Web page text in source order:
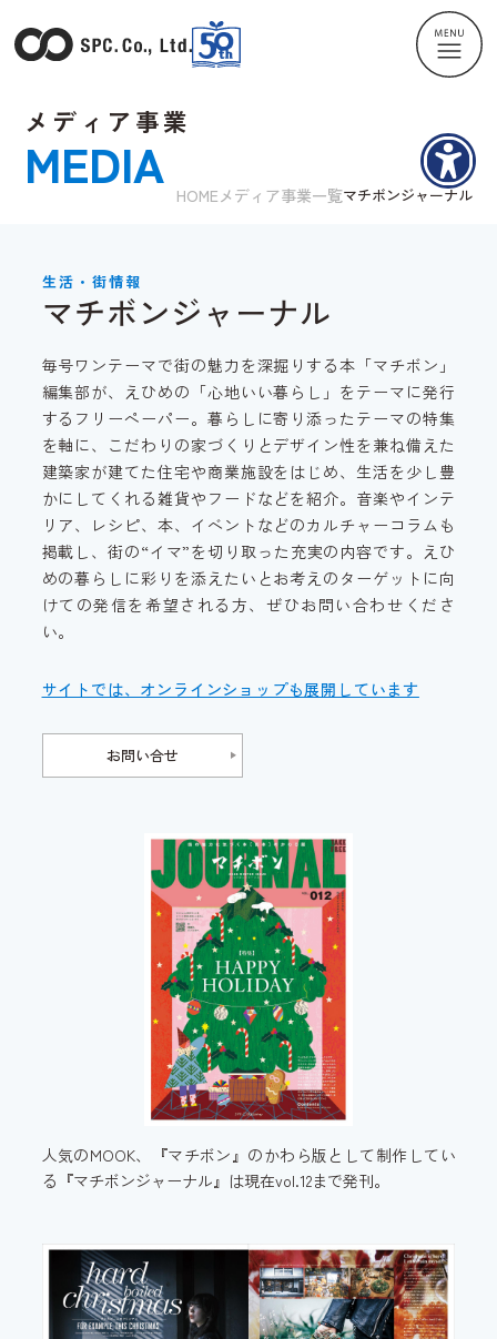
メディア事業
MEDIA HOME メディア事業一覧マチボンジャーナル
生活・街情報
マチボンジャーナル
毎号ワンテーマで街の魅力を深掘りする本「マチボン」
編集部が、えひめの「心地いい暮らし」をテーマに発行
するフリーペーパー。暮らしに寄り添ったテーマの特集
を軸に、こだわりの家づくりとデザイン性を兼ね備えた
建築家が建てた住宅や商業施設をはじめ、生活を少し豊
かにしてくれる雑貨やフードなどを紹介。音楽やインテ
リア、レシピ、本、イベントなどのカルチャーコラムも
掲載し、街の“イマ”を切り取った充実の内容です。えひ
めの暮らしに彩りを添えたいとお考えのターゲットに向
けての発信を希望される方、ぜひお問い合わせくださ
い。
サイトでは、オンラインショップも展開しています
お問い合せ
人気のMOOK、『マチボン』のかわら版として制作してい
る『マチボンジャーナル』は現在vol.12まで発刊。